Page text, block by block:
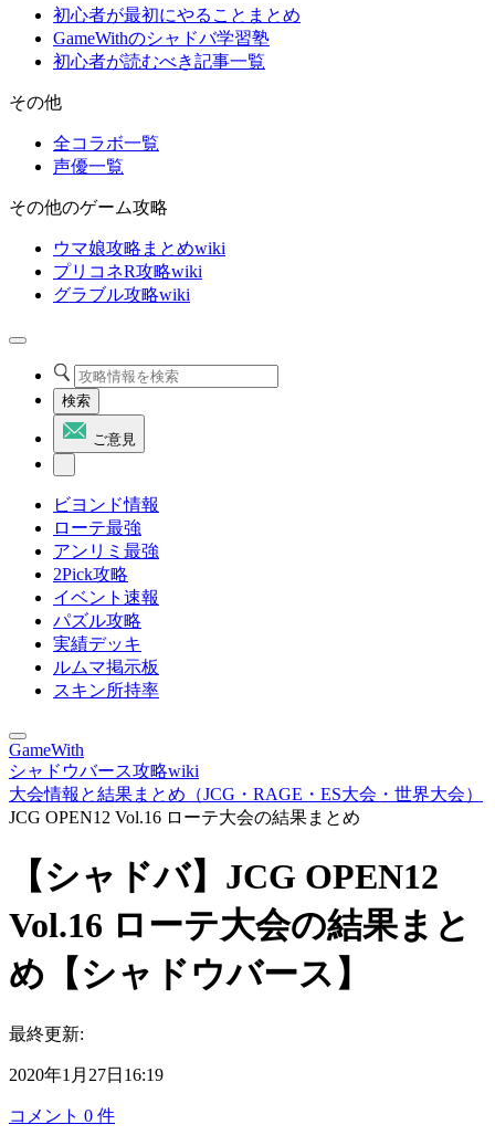
初心者が最初にやることまとめ
GameWithのシャドバ学習塾
初心者が読むべき記事一覧
その他
全コラボ一覧
声優一覧
その他のゲーム攻略
ウマ娘攻略まとめwiki
プリコネR攻略wiki
グラブル攻略wiki
検索
ご意見
ビヨンド情報
ローテ最強
アンリミ最強
2Pick攻略
イベント速報
パズル攻略
実績デッキ
ルムマ掲示板
スキン所持率
GameWith
シャドウバース攻略wiki
大会情報と結果まとめ（JCG・RAGE・ES大会・世界大会）
JCG OPEN12 Vol.16 ローテ大会の結果まとめ
【シャドバ】JCG OPEN12
Vol.16 ローテ大会の結果まと
め【シャドウバース】
最終更新:
2020年1月27日16:19
コメント 0 件